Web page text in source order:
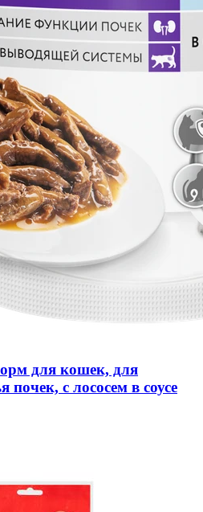
для кошек, для
почек, с лососем в соусе